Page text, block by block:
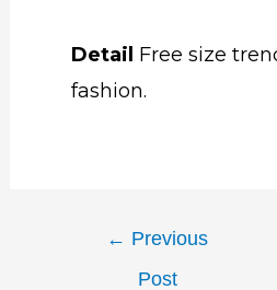
Detail Free size
fashion.
← Previous
Post